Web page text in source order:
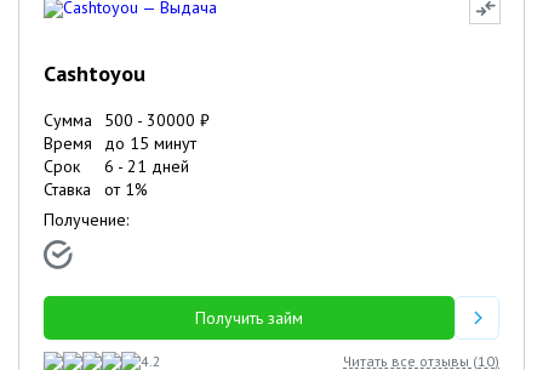
Cashtoyou
Сумма 500 - 30000 ₽
Время
до 15 минут
Срок
6 - 21 дней
Ставка
от 1%
Получение:
Получить займ
4.2 Читать все отзывы (10)